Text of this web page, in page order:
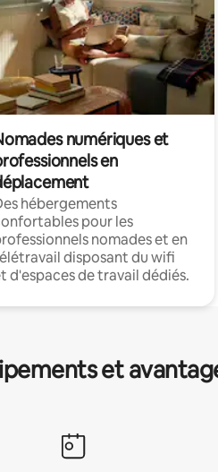
numériques et
en
hébergements
pour les
nomades et en
disposant du wifi
d'espaces de travail dédiés.
et